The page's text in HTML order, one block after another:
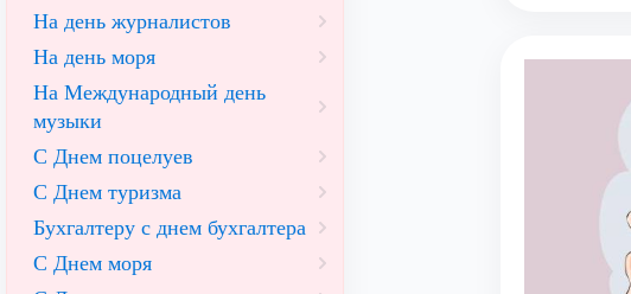
На день журналистов
На день моря
На Международный день
музыки
С Днем поцелуев
С Днем туризма
Бухгалтеру с днем бухгалтера
С Днем моря